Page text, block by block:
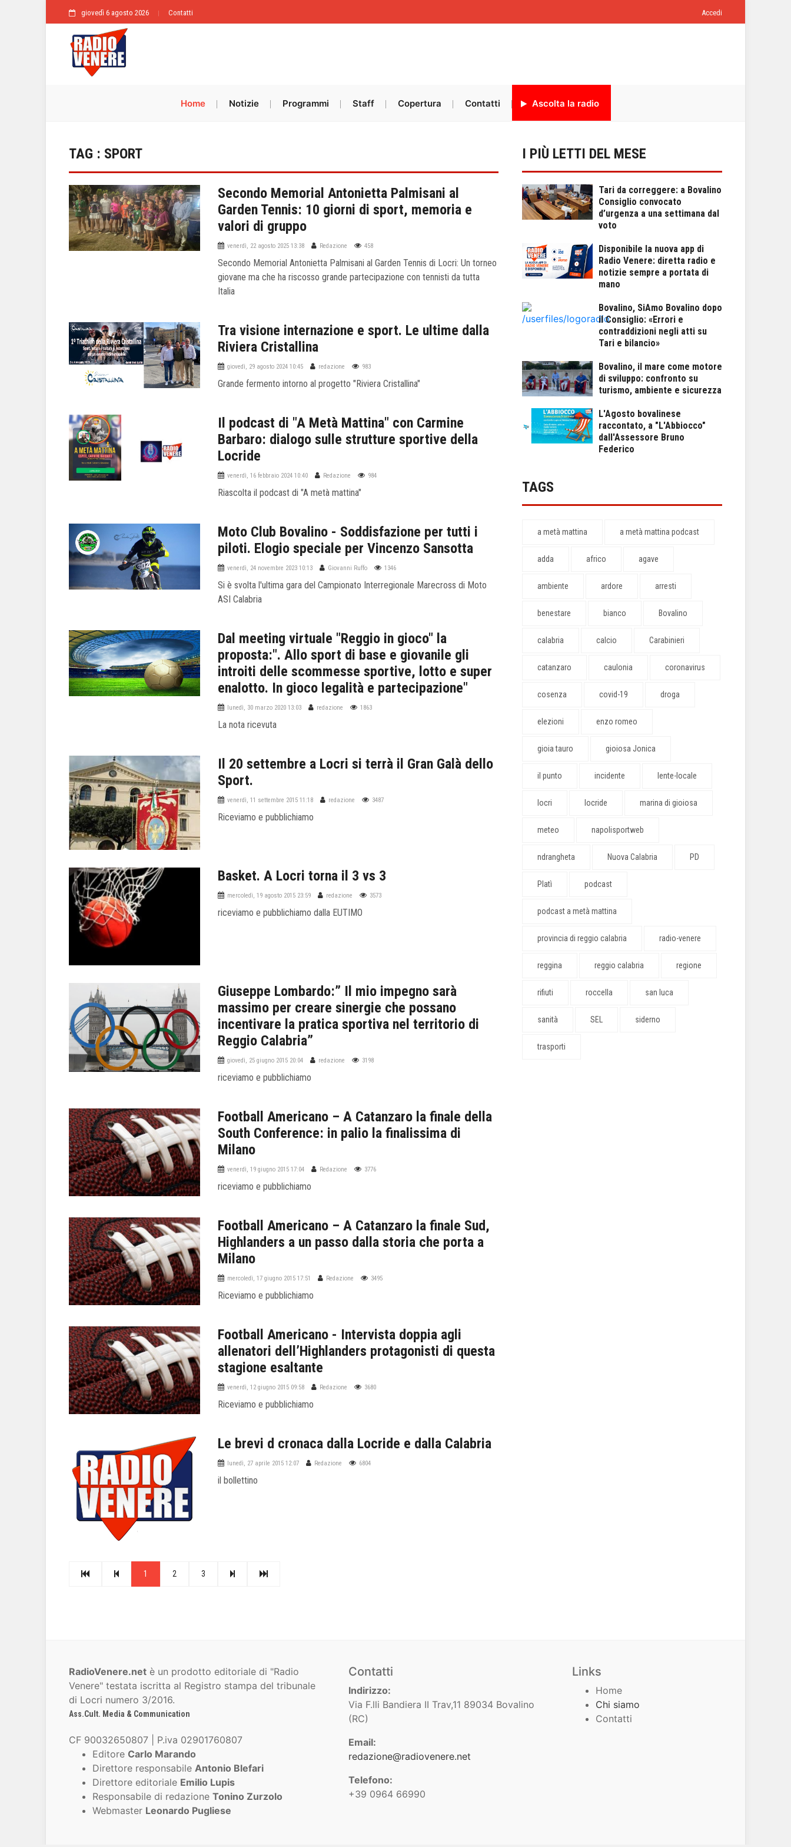
giovedì 6 agosto 2026 Contatti Accedi
Home Notizie Programmi Staff Copertura Contatti Ascolta la radio
TAG : SPORT
Secondo Memorial Antonietta Palmisani al
Garden Tennis: 10 giorni di sport, memoria e
valori di gruppo
venerdì, 22 agosto 2025 13:38 Redazione 458
Secondo Memorial Antonietta Palmisani al Garden Tennis di Locri: Un torneo
giovane ma che ha riscosso grande partecipazione con tennisti da tutta
Italia
Tra visione internazione e sport. Le ultime dalla
Riviera Cristallina
giovedì, 29 agosto 2024 10:45 redazione 983
Grande fermento intorno al progetto "Riviera Cristallina"
Il podcast di "A Metà Mattina" con Carmine
Barbaro: dialogo sulle strutture sportive della
Locride
venerdì, 16 febbraio 2024 10:40 Redazione 984
Riascolta il podcast di "A metà mattina"
Moto Club Bovalino - Soddisfazione per tutti i
piloti. Elogio speciale per Vincenzo Sansotta
venerdì, 24 novembre 2023 10:13 Giovanni Ruffo 1346
Si è svolta l'ultima gara del Campionato Interregionale Marecross di Moto
ASI Calabria
Dal meeting virtuale "Reggio in gioco" la
proposta:". Allo sport di base e giovanile gli
introiti delle scommesse sportive, lotto e super
enalotto. In gioco legalità e partecipazione"
lunedì, 30 marzo 2020 13:03 redazione 1863
La nota ricevuta
Il 20 settembre a Locri si terrà il Gran Galà dello
Sport.
venerdì, 11 settembre 2015 11:18 redazione 3487
Riceviamo e pubblichiamo
Basket. A Locri torna il 3 vs 3
mercoledì, 19 agosto 2015 23:59 redazione 3573
riceviamo e pubblichiamo dalla EUTIMO
Giuseppe Lombardo:” Il mio impegno sarà
massimo per creare sinergie che possano
incentivare la pratica sportiva nel territorio di
Reggio Calabria”
giovedì, 25 giugno 2015 20:04 redazione 3198
riceviamo e pubblichiamo
Football Americano – A Catanzaro la finale della
South Conference: in palio la finalissima di
Milano
venerdì, 19 giugno 2015 17:04 Redazione 3776
riceviamo e pubblichiamo
Football Americano – A Catanzaro la finale Sud,
Highlanders a un passo dalla storia che porta a
Milano
mercoledì, 17 giugno 2015 17:51 Redazione 3495
Riceviamo e pubblichiamo
Football Americano - Intervista doppia agli
allenatori dell’Highlanders protagonisti di questa
stagione esaltante
venerdì, 12 giugno 2015 09:58 Redazione 3680
Riceviamo e pubblichiamo
Le brevi d cronaca dalla Locride e dalla Calabria
lunedì, 27 aprile 2015 12:07 Redazione 6804
il bollettino
1 2 3
I PIÙ LETTI DEL MESE
Tari da correggere: a Bovalino
Consiglio convocato
d’urgenza a una settimana dal
voto
Disponibile la nuova app di
Radio Venere: diretta radio e
notizie sempre a portata di
mano
Bovalino, SiAmo Bovalino dopo
il Consiglio: «Errori e
contraddizioni negli atti su
Tari e bilancio»
Bovalino, il mare come motore
di sviluppo: confronto su
turismo, ambiente e sicurezza
L'Agosto bovalinese
raccontato, a "L'Abbiocco"
dall'Assessore Bruno
Federico
TAGS
a metà mattina a metà mattina podcast
adda africo agave
ambiente ardore arresti
benestare bianco Bovalino
calabria calcio Carabinieri
catanzaro caulonia coronavirus
cosenza covid-19 droga
elezioni enzo romeo
gioia tauro gioiosa Jonica
il punto incidente lente-locale
locri locride marina di gioiosa
meteo napolisportweb
ndrangheta Nuova Calabria PD
Platì podcast
podcast a metà mattina
provincia di reggio calabria radio-venere
reggina reggio calabria regione
rifiuti roccella san luca
sanità SEL siderno
trasporti
RadioVenere.net è un prodotto editoriale di "Radio
Venere" testata iscritta al Registro stampa del tribunale
di Locri numero 3/2016.
Ass.Cult. Media & Communication
CF 90032650807 | P.iva 02901760807
Editore Carlo Marando
Direttore responsabile Antonio Blefari
Direttore editoriale Emilio Lupis
Responsabile di redazione Tonino Zurzolo
Webmaster Leonardo Pugliese
Contatti
Indirizzo:
Via F.lli Bandiera II Trav,11 89034 Bovalino
(RC)
Email:
redazione@radiovenere.net
Telefono:
+39 0964 66990
Links
Home
Chi siamo
Contatti